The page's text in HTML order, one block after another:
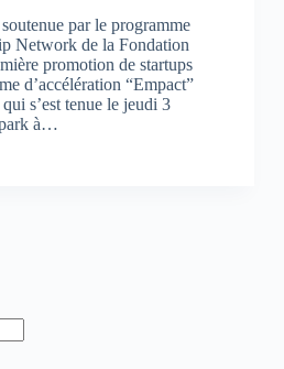
par le programme
Network de la Fondation
promotion de startups
d’accélération “Empact”
s’est tenue le jeudi 3
à…